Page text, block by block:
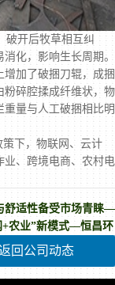
开后牧草相互纠
化，影响生长周期。
增加了破捆刀辊，成捆
粉碎腔揉成纤维状，物
量与人工破捆相比明
下，物联网、云计
业、跨境电商、农村电
舒适性备受市场青睐—
+农业”新模式—恒昌环
回公司动态